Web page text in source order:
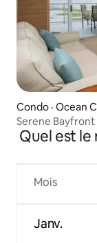
Condo · Ocean
Serene Bayfront
Quel est
Mois
Janv.